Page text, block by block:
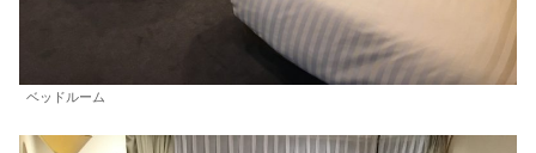
ベッドルーム